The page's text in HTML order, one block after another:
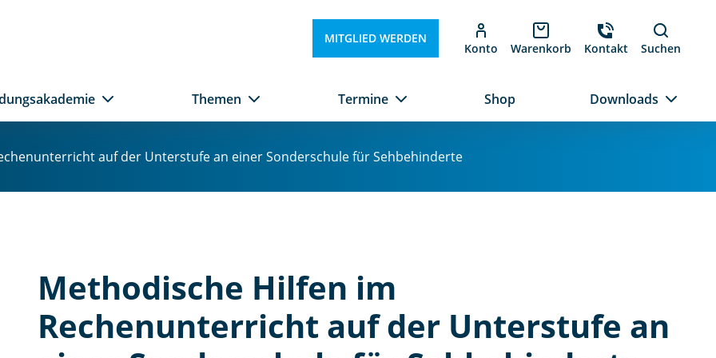
MITGLIED WERDEN
Konto Warenkorb Kontakt Suchen
Themen Termine Shop Downloads
auf der Unterstufe an einer Sonderschule für Sehbehinderte
Methodische Hilfen im
Rechenunterricht auf der Unterstufe an